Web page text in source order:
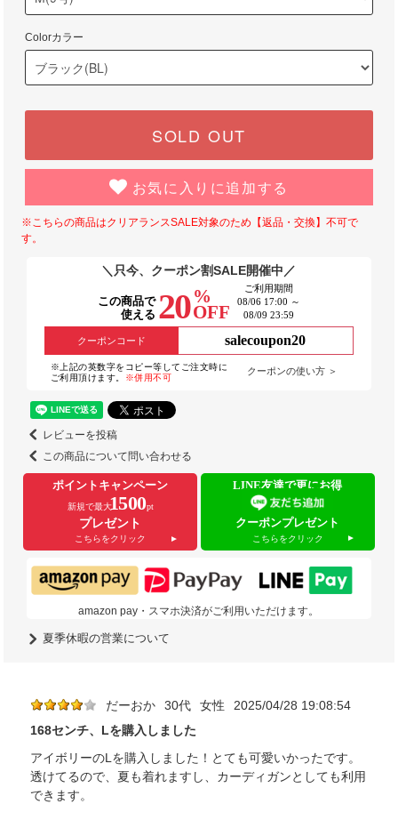
Colorカラー
SOLD OUT
お気に入りに追加する
※こちらの商品はクリアランスSALE対象のため【返品・交換】不可で
す。
＼只今、クーポン割SALE開催中／
この商品で
使える 20 %
OFF
ご利用期間
08/06 17:00 ～
08/09 23:59
クーポンコード salecoupon20
※上記の英数字をコピー等してご注文時に
ご利用頂けます。
※併用不可
クーポンの使い方 ＞
レビューを投稿
この商品について問い合わせる
ポイントキャンペーン
新規で最大1500pt
プレゼント
こちらをクリック
LINE友達で更にお得
クーポンプレゼント
こちらをクリック
amazon pay・スマホ決済がご利用いただけます。
夏季休暇の営業について
だーおか 30代 女性
2025/04/28 19:08:54
168センチ、Lを購入しました
アイボリーのLを購入しました！とても可愛いかったです。
透けてるので、夏も着れますし、カーディガンとしても利用
できます。